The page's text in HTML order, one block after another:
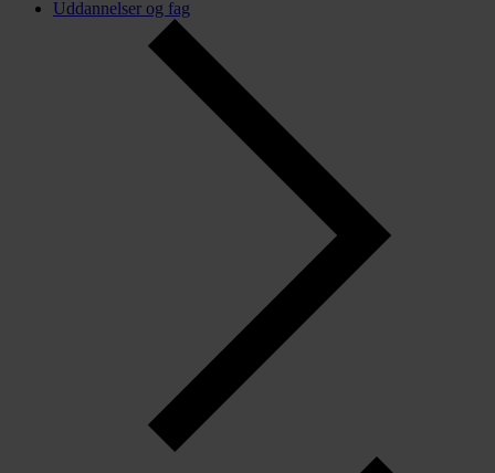
Uddannelser og fag